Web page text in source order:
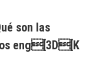
son las
eng[3D[K